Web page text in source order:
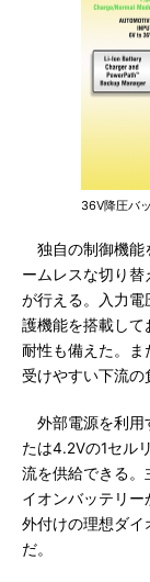
36V降圧バ
独自の制御機能
ームレスな切り
が行える。入力
護機能を搭載して
耐性も備えた。
受けやすい下流の
外部電源を利用
たは4.2Vの1セル
流を供給できる。
イオンバッテリー
外付けの理想ダイ
だ。